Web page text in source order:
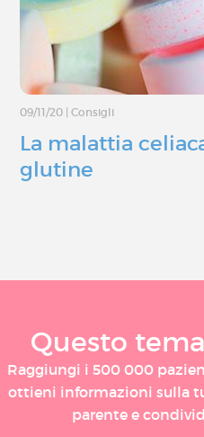
09/11/20 Consigli
La malattia
glutine
Questo
Raggiungi i 500 000
ottieni informazioni sulla
parente e